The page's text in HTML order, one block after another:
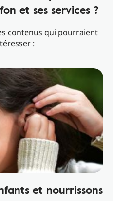
et ses services ?
contenus qui pourraient
:
et nourrissons